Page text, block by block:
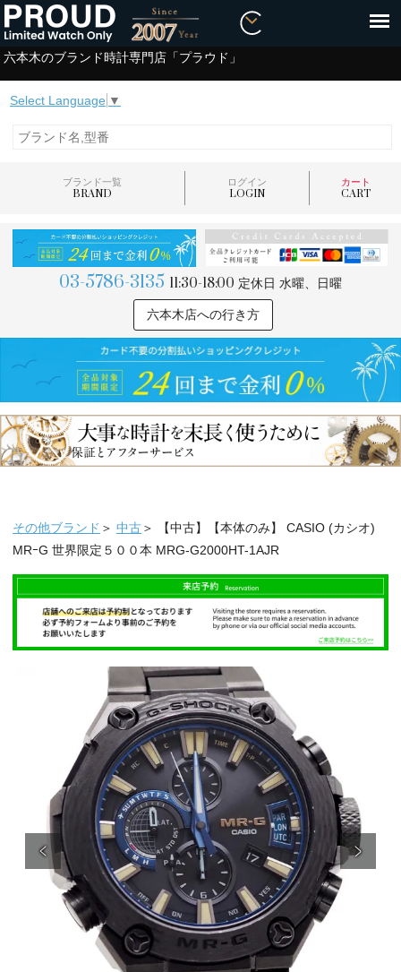
六本木のブランド時計専門店「プラウド」
Select Language ▼
ブランド一覧
BRAND
ログイン
LOGIN
カート
CART
03-5786-3135 11:30-18:00 定休日 水曜、日曜
六本木店への行き方
その他ブランド ＞ 中古＞ 【中古】【本体のみ】 CASIO (カシオ)
MRｰG 世界限定５００本 MRG-G2000HT-1AJR